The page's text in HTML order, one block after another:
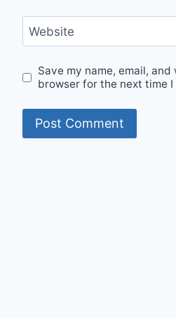
Website
Save my name, email,
browser for the next time I